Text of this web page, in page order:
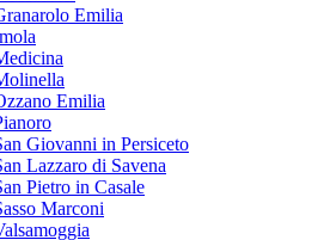
Emilia
Emilia
Giovanni in Persiceto
Lazzaro di Savena
Pietro in Casale
Marconi